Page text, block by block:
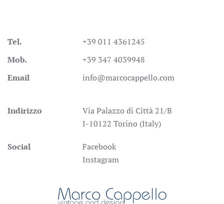
Tel.
+39 011 4361245
Mob.
+39 347 4039948
Email
info@marcocappello.com
Indirizzo
Via Palazzo di Città 21/B
I-10122 Torino (Italy)
Social
Facebook
Instagram